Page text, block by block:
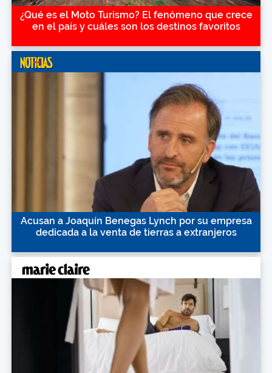
¿Qué es el Moto Turismo? El fenómeno que crece
en el país y cuáles son los destinos favoritos
Acusan a Joaquín Benegas Lynch por su empresa
dedicada a la venta de tierras a extranjeros